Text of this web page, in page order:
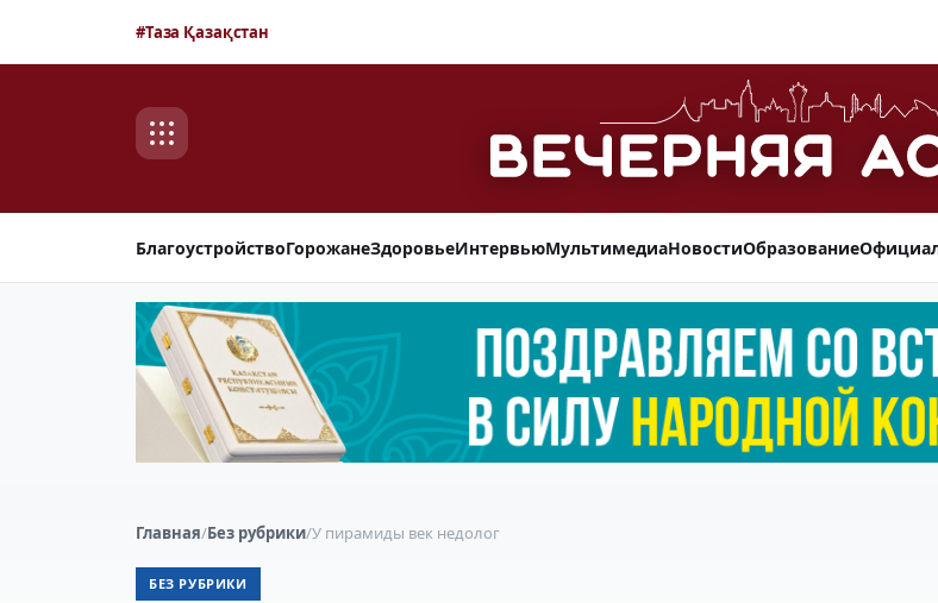
#Таза Қазақстан
БлагоустройствоГорожанеЗдоровьеИнтервьюМультимедиаНовостиОбразование
Главная/Без рубрики/У пирамиды век недолог
БЕЗ РУБРИКИ